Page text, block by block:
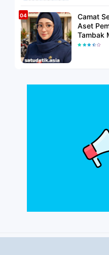
Camat
Aset
Tambak
Warga